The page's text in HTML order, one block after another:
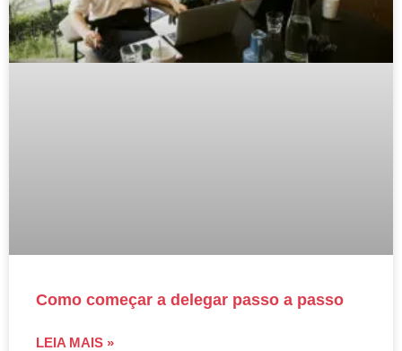
Como começar a delegar passo a passo
LEIA MAIS »